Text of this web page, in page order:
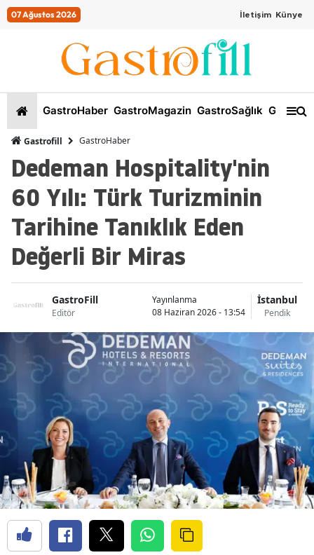
07 Ağustos 2026 İletişim Künye
GastroHaber GastroMagazin GastroSağlık
Gastrofill GastroHaber
Dedeman Hospitality'nin
60 Yılı: Türk Turizminin
Tarihine Tanıklık Eden
Değerli Bir Miras
GastroFill
Editör
Yayınlanma
08 Haziran 2026 - 13:54
İstanbul
Pendik